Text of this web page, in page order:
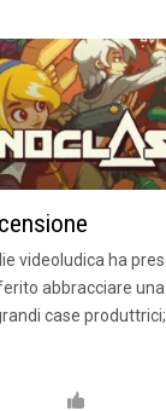
videoludica ha
abbracciare
case